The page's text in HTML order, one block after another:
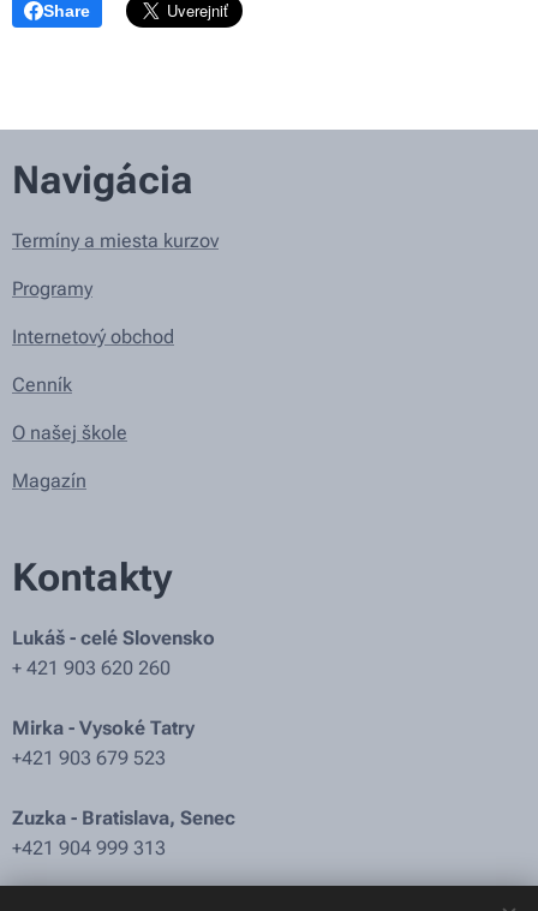
Share
Navigácia
Termíny a miesta kurzov
Programy
Internetový obchod
Cenník
O našej škole
Magazín
Kontakty
Lukáš - celé Slovensko
+ 421 903 620 260
Mirka - Vysoké Tatry
+421 903 679 523
Zuzka - Bratislava, Senec
+421 904 999 313